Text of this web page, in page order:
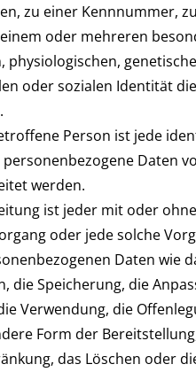
zu einer Kennnummer,
oder mehreren
physiologischen,
oder sozialen Identität
Person ist jede
Daten
werden.
ist jeder mit oder
oder jede solche
Daten wie
die Speicherung, die
Verwendung, die
Form der
das Löschen oder